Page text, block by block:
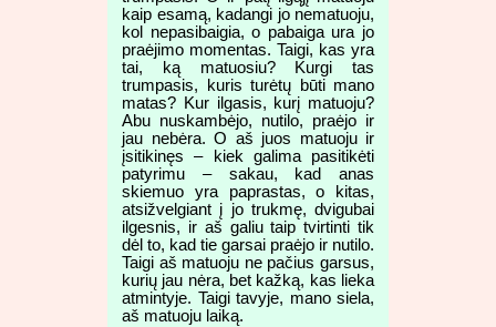
kaip esamą, kadangi jo nematuoju,
kol nepasibaigia, o pabaiga ura jo
praėjimo momentas. Taigi, kas yra
tai, ką matuosiu? Kurgi tas
trumpasis, kuris turėtų būti mano
matas? Kur ilgasis, kurį matuoju?
Abu nuskambėjo, nutilo, praėjo ir
jau nebėra. O aš juos matuoju ir
įsitikinęs – kiek galima pasitikėti
patyrimu – sakau, kad anas
skiemuo yra paprastas, o kitas,
atsižvelgiant į jo trukmę, dvigubai
ilgesnis, ir aš galiu taip tvirtinti tik
dėl to, kad tie garsai praėjo ir nutilo.
Taigi aš matuoju ne pačius garsus,
kurių jau nėra, bet kažką, kas lieka
atmintyje. Taigi tavyje, mano siela,
aš matuoju laiką.